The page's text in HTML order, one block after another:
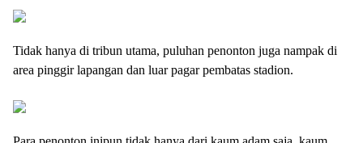
Tidak hanya di tribun utama, puluhan penonton juga nampak di
area pinggir lapangan dan luar pagar pembatas stadion.